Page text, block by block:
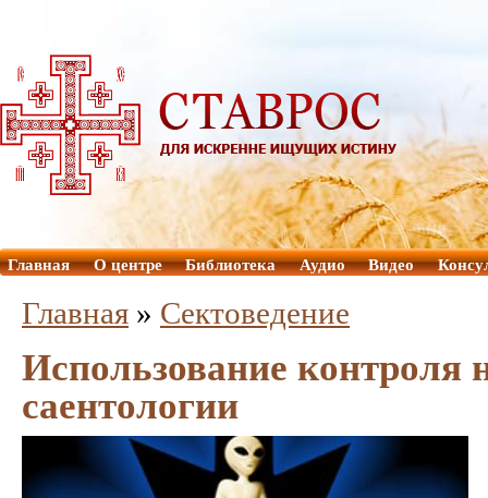
Главная О центре Библиотека Аудио Видео
Главная » Сектоведение
Использование контроля
саентологии